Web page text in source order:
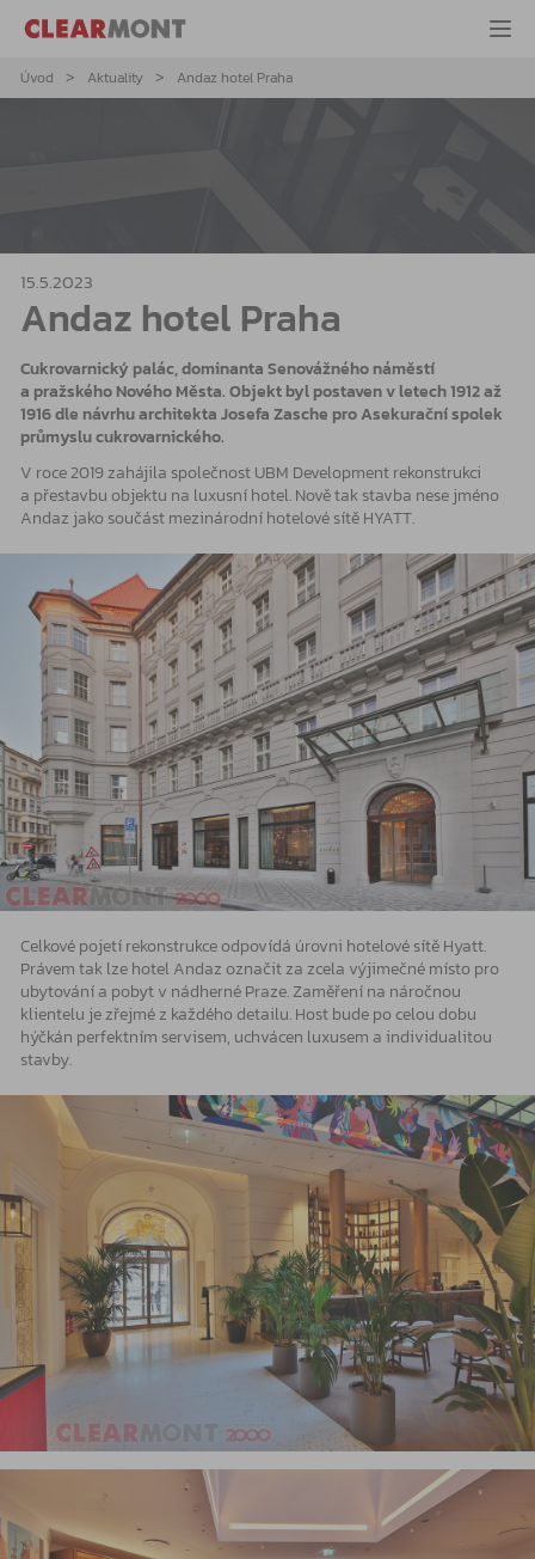
Úvod Aktuality Andaz hotel Praha
15.5.2023
Andaz hotel Praha
Cukrovarnický palác, dominanta Senovážného náměstí
a pražského Nového Města. Objekt byl postaven v letech 1912 až
1916 dle návrhu architekta Josefa Zasche pro Asekurační spolek
průmyslu cukrovarnického.
V roce 2019 zahájila společnost UBM Development rekonstrukci
a přestavbu objektu na luxusní hotel. Nově tak stavba nese jméno
Andaz jako součást mezinárodní hotelové sítě HYATT.
Celkové pojetí rekonstrukce odpovídá úrovni hotelové sítě Hyatt.
Právem tak lze hotel Andaz označit za zcela výjimečné místo pro
ubytování a pobyt v nádherné Praze. Zaměření na náročnou
klientelu je zřejmé z každého detailu. Host bude po celou dobu
hýčkán perfektním servisem, uchvácen luxusem a individualitou
stavby.